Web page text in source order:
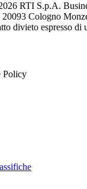
RTI S.p.A.
Cologno
divieto espresso
Policy